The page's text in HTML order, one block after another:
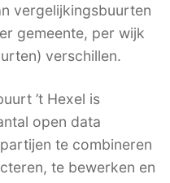
vergelijkingsbuurten
gemeente, per wijk
verschillen.
’t Hexel is
open data
te combineren
te bewerken en